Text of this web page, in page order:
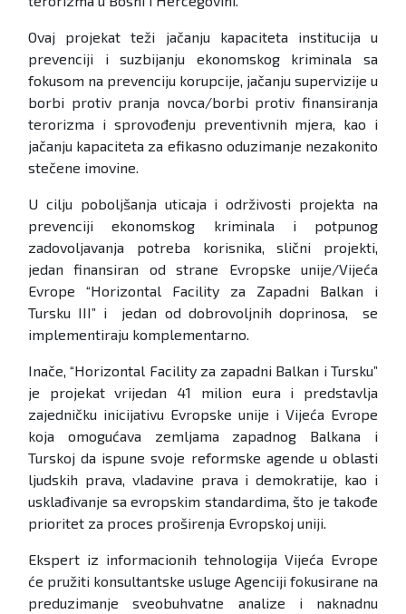
Ovaj projekat teži jačanju kapaciteta institucija u
prevenciji i suzbijanju ekonomskog kriminala sa
fokusom na prevenciju korupcije, jačanju supervizije u
borbi protiv pranja novca/borbi protiv finansiranja
terorizma i sprovođenju preventivnih mjera, kao i
jačanju kapaciteta za efikasno oduzimanje nezakonito
stečene imovine.
U cilju poboljšanja uticaja i održivosti projekta na
prevenciji ekonomskog kriminala i potpunog
zadovoljavanja potreba korisnika, slični projekti,
jedan finansiran od strane Evropske unije/Vijeća
Evrope “Horizontal Facility za Zapadni Balkan i
Tursku III” i jedan od dobrovoljnih doprinosa, se
implementiraju komplementarno.
Inače, “Horizontal Facility za zapadni Balkan i Tursku”
je projekat vrijedan 41 milion eura i predstavlja
zajedničku inicijativu Evropske unije i Vijeća Evrope
koja omogućava zemljama zapadnog Balkana i
Turskoj da ispune svoje reformske agende u oblasti
ljudskih prava, vladavine prava i demokratije, kao i
usklađivanje sa evropskim standardima, što je takođe
prioritet za proces proširenja Evropskoj uniji.
Ekspert iz informacionih tehnologija Vijeća Evrope
će pružiti konsultantske usluge Agenciji fokusirane na
preduzimanje sveobuhvatne analize i naknadnu